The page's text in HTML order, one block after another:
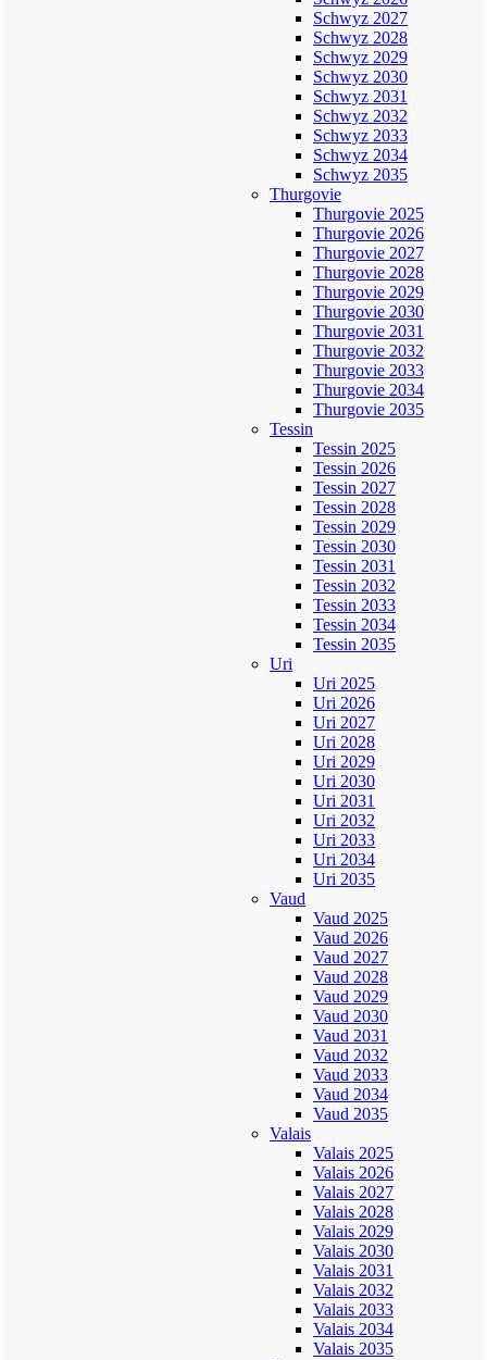
Schwyz 2027
Schwyz 2028
Schwyz 2029
Schwyz 2030
Schwyz 2031
Schwyz 2032
Schwyz 2033
Schwyz 2034
Schwyz 2035
Thurgovie
Thurgovie 2025
Thurgovie 2026
Thurgovie 2027
Thurgovie 2028
Thurgovie 2029
Thurgovie 2030
Thurgovie 2031
Thurgovie 2032
Thurgovie 2033
Thurgovie 2034
Thurgovie 2035
Tessin
Tessin 2025
Tessin 2026
Tessin 2027
Tessin 2028
Tessin 2029
Tessin 2030
Tessin 2031
Tessin 2032
Tessin 2033
Tessin 2034
Tessin 2035
Uri
Uri 2025
Uri 2026
Uri 2027
Uri 2028
Uri 2029
Uri 2030
Uri 2031
Uri 2032
Uri 2033
Uri 2034
Uri 2035
Vaud
Vaud 2025
Vaud 2026
Vaud 2027
Vaud 2028
Vaud 2029
Vaud 2030
Vaud 2031
Vaud 2032
Vaud 2033
Vaud 2034
Vaud 2035
Valais
Valais 2025
Valais 2026
Valais 2027
Valais 2028
Valais 2029
Valais 2030
Valais 2031
Valais 2032
Valais 2033
Valais 2034
Valais 2035